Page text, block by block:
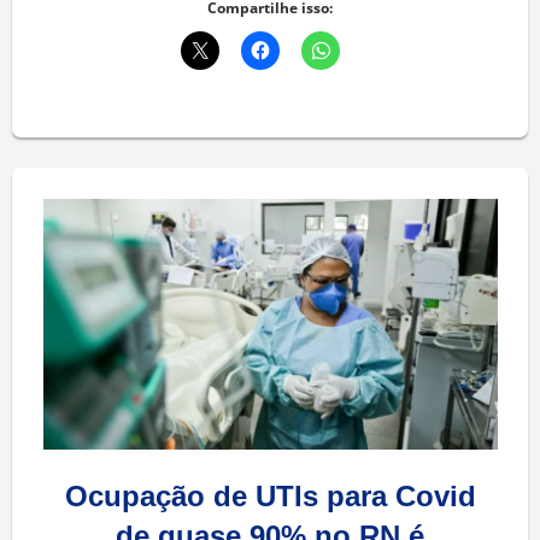
Compartilhe isso:
Ocupação de UTIs para Covid